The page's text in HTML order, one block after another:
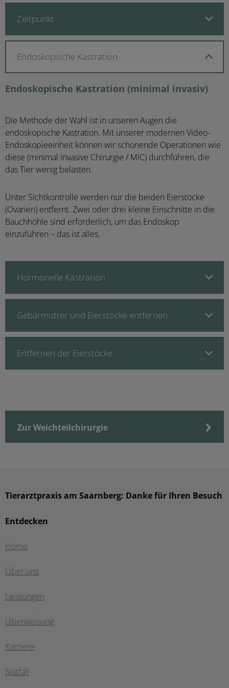
Zeitpunkt
Endoskopische Kastration
Endoskopische Kastration (minimal invasiv)
Die Methode der Wahl ist in unseren Augen die
endoskopische Kastration. Mit unserer modernen Video-
Endoskopieeinheit können wir schonende Operationen wie
diese (minimal invasive Chirurgie / MIC) durchführen, die
das Tier wenig belasten.
Unter Sichtkontrolle werden nur die beiden Eierstöcke
(Ovarien) entfernt. Zwei oder drei kleine Einschnitte in die
Bauchhöhle sind erforderlich, um das Endoskop
einzuführen – das ist alles.
Hormonelle Kastration
Gebärmutter und Eierstöcke entfernen
Entfernen der Eierstöcke
Zur Weichteilchirurgie
Entdecken
Home
Über uns
Leistungen
Überweisung
Karriere
Notfall
Tierarztpraxis am Saarnberg: Danke für Ihren Besuch